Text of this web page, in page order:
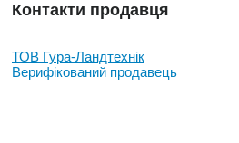
Контакти продавця
ТОВ Гура-Ландтехнік
Верифікований продавець